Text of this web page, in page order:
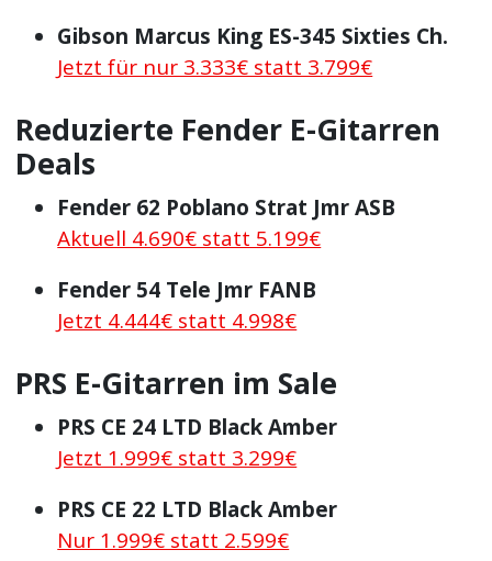
Gibson Marcus King ES-345 Sixties Ch.
Jetzt für nur 3.333€ statt 3.799€
Reduzierte Fender E-Gitarren
Deals
Fender 62 Poblano Strat Jmr ASB
Aktuell 4.690€ statt 5.199€
Fender 54 Tele Jmr FANB
Jetzt 4.444€ statt 4.998€
PRS E-Gitarren im Sale
PRS CE 24 LTD Black Amber
Jetzt 1.999€ statt 3.299€
PRS CE 22 LTD Black Amber
Nur 1.999€ statt 2.599€